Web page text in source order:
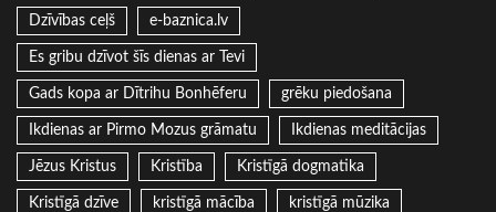
Dzīvības ceļš e-baznica.lv
Es gribu dzīvot šīs dienas ar Tevi
Gads kopa ar Dītrihu Bonhēferu grēku piedošana
Ikdienas ar Pirmo Mozus grāmatu Ikdienas meditācijas
Jēzus Kristus Kristība Kristīgā dogmatika
Kristīgā dzīve kristīgā mācība kristīgā mūzika